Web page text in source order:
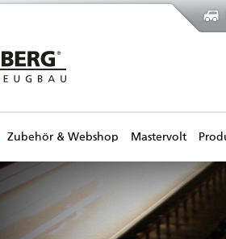
Zubehör & Webshop Mastervolt